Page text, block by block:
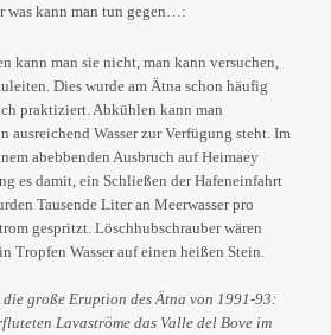
was kann man tun gegen…:
kann man sie nicht, man kann versuchen,
Dies wurde am Ätna schon häufig
praktiziert. Abkühlen kann man
ausreichend Wasser zur Verfügung steht. Im
abebbenden Ausbruch auf Heimaey
es damit, ein Schließen der Hafeneinfahrt
Tausende Liter an Meerwasser pro
gespritzt. Löschhubschrauber wären
Tropfen Wasser auf einen heißen Stein.
große Eruption des Ätna von 1991-93:
Lavaströme das Valle del Bove im